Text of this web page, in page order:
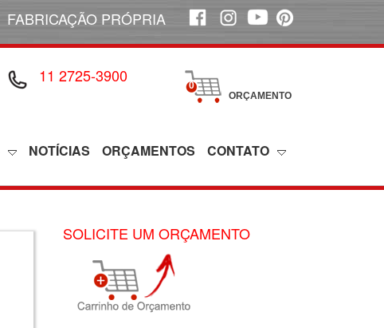
FABRICAÇÃO PRÓPRIA
0
ORÇAMENTO
11 2725-3900
NOTÍCIAS ORÇAMENTOS CONTATO
SOLICITE UM ORÇAMENTO